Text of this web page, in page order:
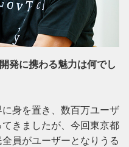
発に携わる魅力は何でし
身を置き、数百万ユーザ
きましたが、今回東京都
員がユーザーとなりうる